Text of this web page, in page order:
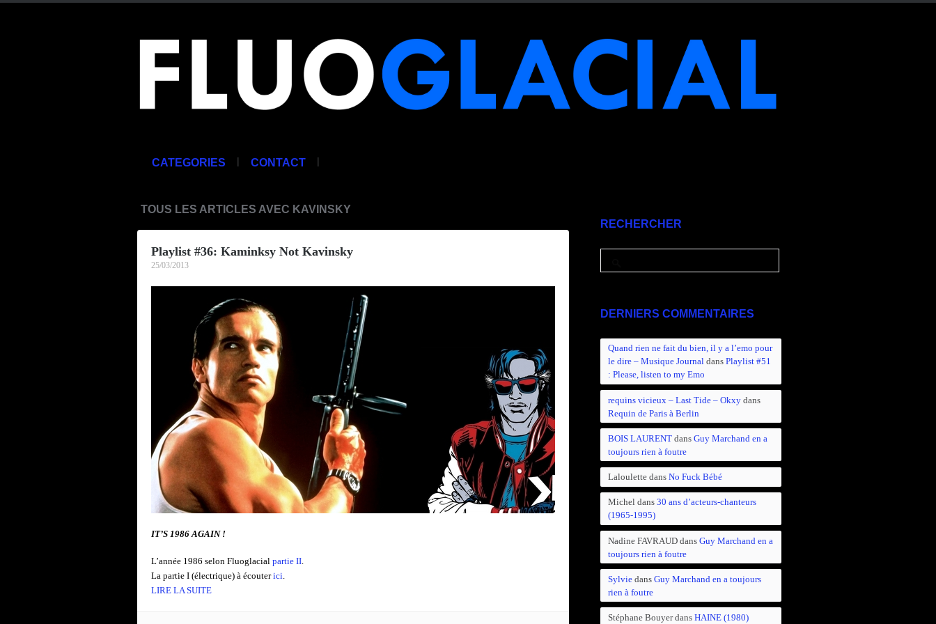
CATEGORIES | CONTACT |
TOUS LES ARTICLES AVEC KAVINSKY
Playlist #36: Kaminksy Not Kavinsky
25/03/2013
IT’S 1986 AGAIN !
L’année 1986 selon Fluoglacial partie II.
La partie I (électrique) à écouterici.
LIRE LA SUITE
RECHERCHER
DERNIERS COMMENTAIRES
Quand rien ne fait du bien, il y a l’emo pour
le dire – Musique Journaldans Playlist #51
: Please, listen to my Emo
requins vicieux – Last Tide – Okxydans
Requin de Paris à Berlin
BOIS LAURENTdans Guy Marchand en a
toujours rien à foutre
Laloulettedans No Fuck Bébé
Micheldans 30 ans d’acteurs-chanteurs
(1965-1995)
Nadine FAVRAUDdans Guy Marchand en a
toujours rien à foutre
Sylviedans Guy Marchand en a toujours
rien à foutre
Stéphane Bouyerdans HAINE (1980)